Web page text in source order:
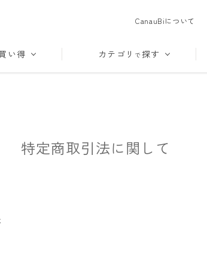
CanauBiについて
い得 カテゴリ で探す
特定商取引法に関して